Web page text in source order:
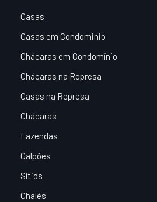
Casas
Casas em Condominio
Chácaras em Condomínio
Chácaras na Represa
Casas na Represa
Chácaras
Fazendas
Galpões
Sítios
Chalés